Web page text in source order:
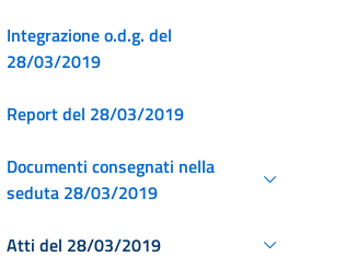
Integrazione o.d.g. del
28/03/2019
Report del 28/03/2019
Documenti consegnati nella
seduta 28/03/2019
Atti del 28/03/2019